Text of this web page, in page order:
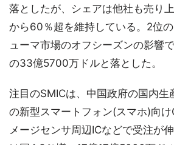
落としたが、シェアは他社も売り
から60％超を維持している。2位
ューマ市場のオフシーズンの影響
の33億5700万ドルと落とした。
注目のSMICは、中国政府の国内生
の新型スマートフォン(スマホ)向け
メージセンサ周辺ICなどで受注が